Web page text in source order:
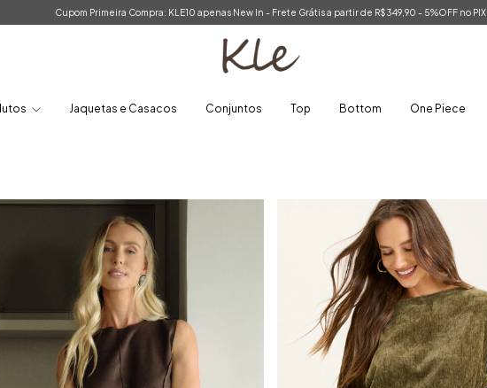
Cupom Primeira Compra: KLE10 apenas New In - Frete Grátis a partir de R$349,90 - 5%OFF no PIX
Jaquetas e Casacos Conjuntos Top Bottom One Piece